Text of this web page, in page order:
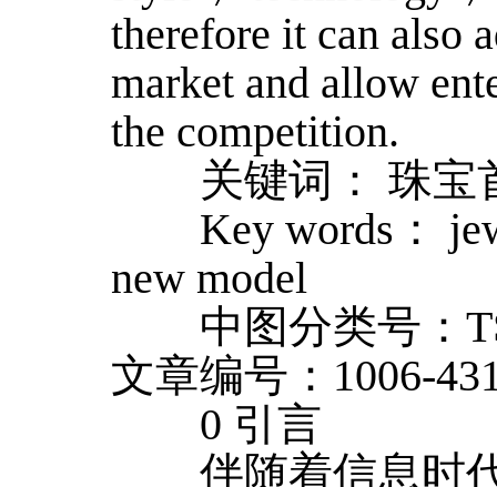
therefore it can also
market and allow
the competition.
关键词： 珠宝
Key words：
new model
中图分类号：
文章编号：1006-
0 引言
伴随着信息时代